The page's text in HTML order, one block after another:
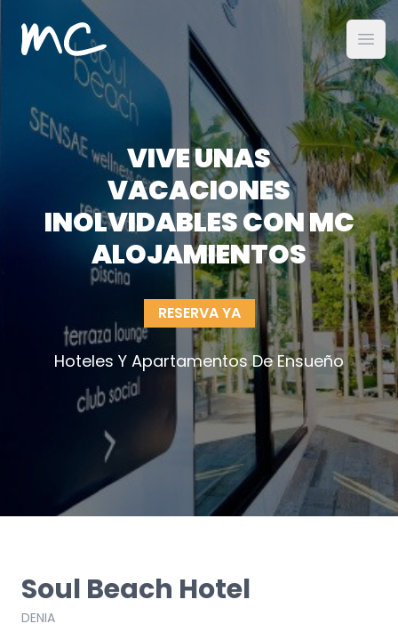
MC Alojamientos
VIVE UNAS
VACACIONES
INOLVIDABLES CON MC
ALOJAMIENTOS
RESERVA YA
Hoteles Y Apartamentos De Ensueño
Soul Beach Hotel
DENIA